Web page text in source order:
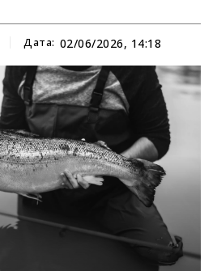
Дата: 02/06/2026, 14:18